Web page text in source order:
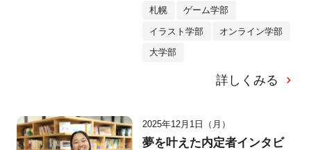
札幌 ゲーム学部
イラスト学部 オンライン学部
大学部
詳しくみる
2025年12月1日（月）
夢を叶えた内定者インタビ